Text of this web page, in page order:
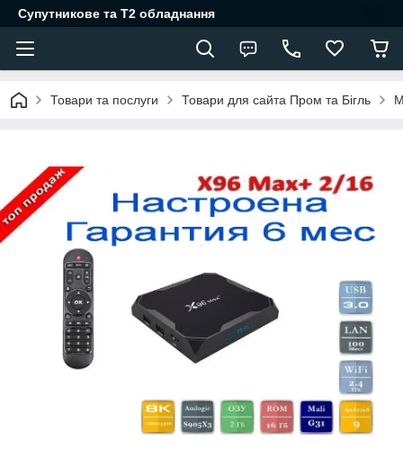
Супутникове та Т2 обладнання
Товари та послуги Товари для сайта Пром та Бігль